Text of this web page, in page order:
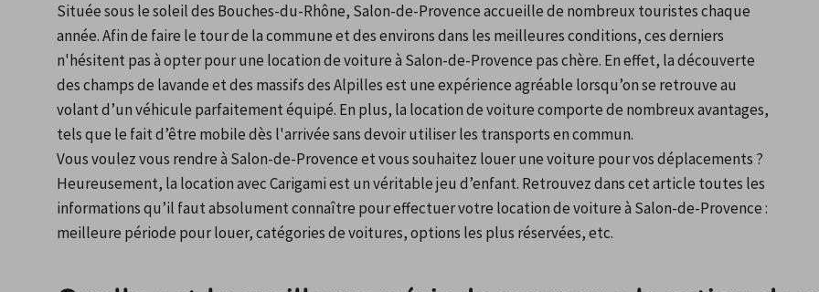
Située sous le soleil des Bouches-du-Rhône, Salon-de-Provence accueille de nombreux touristes chaque
année. Afin de faire le tour de la commune et des environs dans les meilleures conditions, ces derniers
n'hésitent pas à opter pour une location de voiture à Salon-de-Provence pas chère. En effet, la découverte
des champs de lavande et des massifs des Alpilles est une expérience agréable lorsqu’on se retrouve au
volant d’un véhicule parfaitement équipé. En plus, la location de voiture comporte de nombreux avantages,
tels que le fait d’être mobile dès l'arrivée sans devoir utiliser les transports en commun.
Vous voulez vous rendre à Salon-de-Provence et vous souhaitez louer une voiture pour vos déplacements ?
Heureusement, la location avec Carigami est un véritable jeu d’enfant. Retrouvez dans cet article toutes les
informations qu’il faut absolument connaître pour effectuer votre location de voiture à Salon-de-Provence :
meilleure période pour louer, catégories de voitures, options les plus réservées, etc.